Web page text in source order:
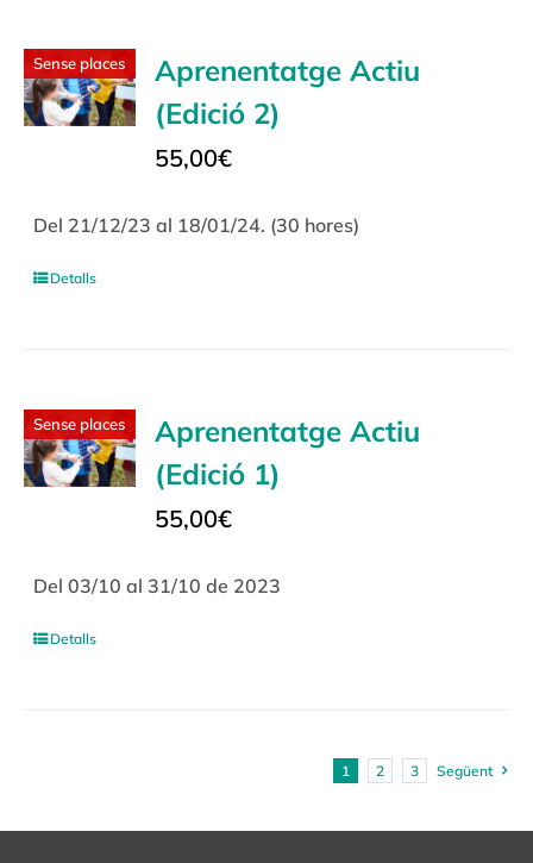
Sense places
Aprenentatge Actiu
(Edició 2)
55,00€
Del 21/12/23 al 18/01/24. (30 hores)
Detalls
Sense places
Aprenentatge Actiu
(Edició 1)
55,00€
Del 03/10 al 31/10 de 2023
Detalls
1 2 3 Següent